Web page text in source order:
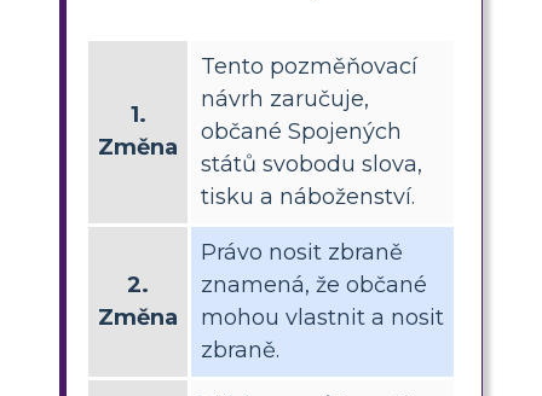
1.
Změna
Tento pozměňovací
návrh zaručuje,
občané Spojených
států svobodu slova,
tisku a náboženství.
2.
Změna
Právo nosit zbraně
znamená, že občané
mohou vlastnit a nosit
zbraně.